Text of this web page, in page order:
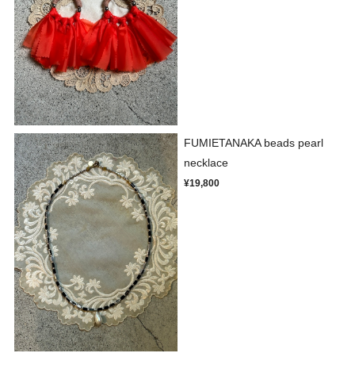
FUMIETANAKA beads pearl
necklace
¥19,800